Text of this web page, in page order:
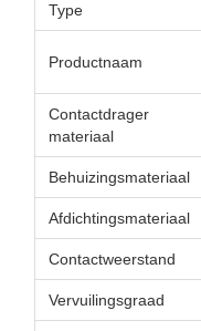
Type
Productnaam
Contactdrager
materiaal
Behuizingsmateriaal
Afdichtingsmateriaal
Contactweerstand
Vervuilingsgraad